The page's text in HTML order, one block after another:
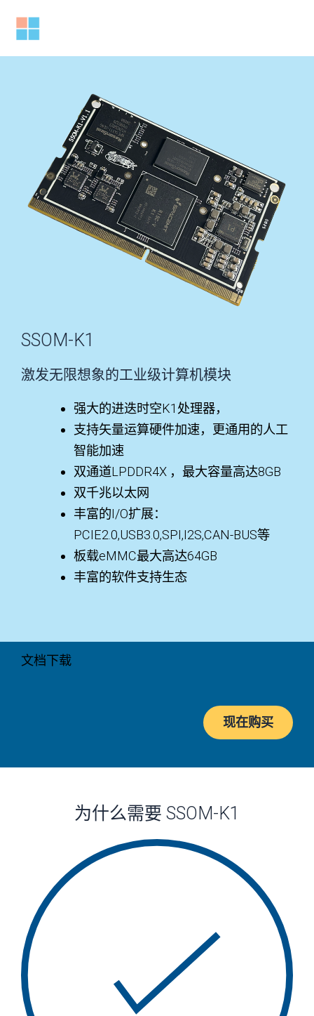
SSOM-K1
激发无限想象的工业级计算机模块
强大的进迭时空K1处理器，
支持矢量运算硬件加速，更通用的人工
智能加速
双通道LPDDR4X ，最大容量高达8GB
双千兆以太网
丰富的I/O扩展：
PCIE2.0,USB3.0,SPI,I2S,CAN-BUS等
板载eMMC最大高达64GB
丰富的软件支持生态
文档下载
现在购买
为什么需要 SSOM-K1